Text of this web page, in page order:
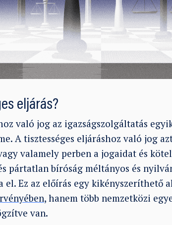
eljárás?
való jog az igazságszolgáltatás
A tisztességes eljáráshoz való jog
valamely perben a jogaidat és
bíróság méltányos és
Ez az előírás egy kikényszeríthető
, hanem több nemzetközi
van.